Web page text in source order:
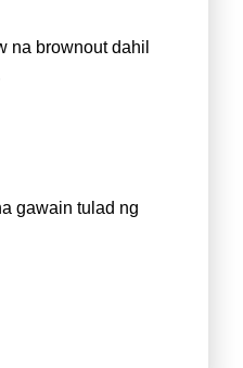
na brownout dahil
gawain tulad ng